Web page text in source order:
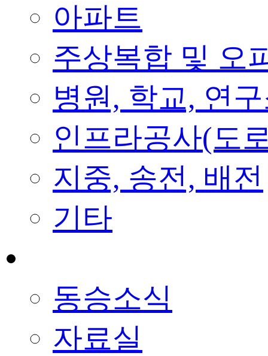
아파트
주상복합 및 오
병원, 학교, 연
인프라공사(도
지중, 송전, 배전
기타
동승소식
자료실